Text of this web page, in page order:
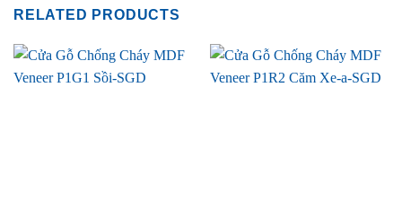
RELATED PRODUCTS